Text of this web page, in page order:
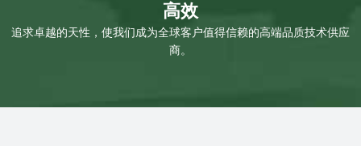
高效
追求卓越的天性，使我们成为全球客户值得信赖的高端品质技术供应
商。